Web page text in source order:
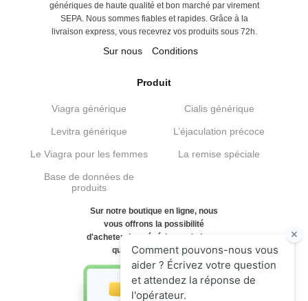
génériques de haute qualité et bon marché par virement
SEPA. Nous sommes fiables et rapides. Grâce à la
livraison express, vous recevrez vos produits sous 72h.
Sur nous Conditions
Produit
Viagra générique Cialis générique
Levitra générique L’éjaculation précoce
Le Viagra pour les femmes La remise spéciale
Base de données de
produits
Sur notre boutique en ligne, nous
vous offrons la possibilité
d'acheter des génériques de haute
qualité et bon marché